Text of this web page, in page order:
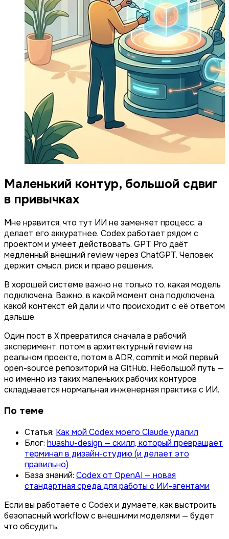
Маленький контур, большой сдвиг
в привычках
Мне нравится, что тут ИИ не заменяет процесс, а
делает его аккуратнее. Codex работает рядом с
проектом и умеет действовать. GPT Pro даёт
медленный внешний review через ChatGPT. Человек
держит смысл, риск и право решения.
В хорошей системе важно не только то, какая модель
подключена. Важно, в какой момент она подключена,
какой контекст ей дали и что происходит с её ответом
дальше.
Один пост в X превратился сначала в рабочий
эксперимент, потом в архитектурный review на
реальном проекте, потом в ADR, commit и мой первый
open-source репозиторий на GitHub. Небольшой путь —
но именно из таких маленьких рабочих контуров
складывается нормальная инженерная практика с ИИ.
По теме
Статья: Как мой Codex моего Claude удалил
Блог: huashu-design — скилл, который превращает
терминал в дизайн-студию (и делает это
правильно)
База знаний: Codex от OpenAI — новая
стандартная среда для работы с ИИ-агентами
Если вы работаете с Codex и думаете, как выстроить
безопасный workflow с внешними моделями — будет
что обсудить.